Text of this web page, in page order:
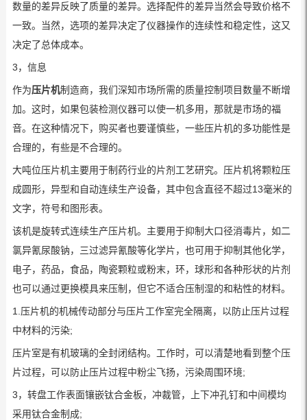
数量的差异反映了质量的差异。选择配件的差异当然会导致价格不
一致。当然，选项的差异决定了仪器操作的连续性和稳定性，这又
决定了总体成本。
3，信息
作为压片机制造商，我们深知市场所需的质量控制项目数量不断增
加。这时，如果包装检测仪器可以使一机多用，那就是市场的福
音。在这种情况下，购买者也要谨慎些，一些压片机的多功能性是
合理的，有些是不合理的。
大吨位压片机主要用于制药行业的片剂工艺研究。压片机将颗粒压
成圆形，异型和自动连续生产设备，其中包含直径不超过13毫米的
文字，符号和图形表。
该机是旋转式连续生产压片机。主要用于抑制大口径消毒片，如二
氯异氰尿酸钠，三过滤异氰酸等化学片，也可用于抑制其他化学，
电子，药品，食品，陶瓷颗粒或粉末，环，球形和各种形状的片剂
也可以通过更换模具来压制，但它不适合压制湿的和粘性的材料。
1.压片机的机械传动部分与压片工作室完全隔离，以防止压片过程
中材料的污染;
压片室是有机玻璃的全封闭结构。工作时，可以清楚地看到整个压
片过程，可以防止压片过程中粉尘飞扬，污染周围环境;
3，转盘工作表面镶嵌钛合金板，冲裁管，上下冲孔钉和中间模均
采用钛合金制成;